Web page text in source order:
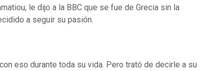
le dijo a la BBC que se fue de Grecia sin la
a seguir su pasión.
eso durante toda su vida. Pero trató de decirle a su